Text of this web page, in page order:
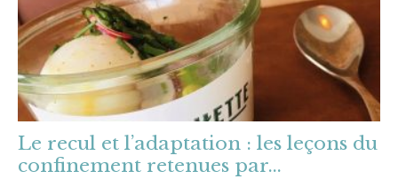
Le recul et l’adaptation : les leçons du
confinement retenues par...